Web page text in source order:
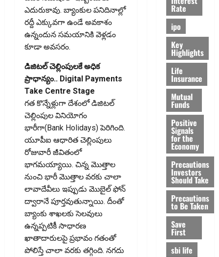
ఎదురుకావు. బ్యాంకుల పనిదినాల్లో
రద్దీ ఎక్కువగా ఉండే అవకాశం
ఉన్నందున సమయానికి వెళ్లడం
కూడా అవసరం.
డిజిటల్‌ చెల్లింపులకే అధిక
ప్రాధాన్యం.. Digital Payments
Take Centre Stage
గత కొన్నేళ్లుగా దేశంలో డిజిటల్‌
చెల్లింపుల వినియోగం
భారీగా(Bank Holidays) పెరిగింది.
యూపీఐ ఆధారిత చెల్లింపులు
రోజువారీ జీవితంలో
భాగమయ్యాయి. చిన్న మొత్తాల
నుంచి భారీ మొత్తాల వరకు చాలా
లావాదేవీలు ఇప్పుడు మొబైల్‌ ఫోన్‌
ద్వారానే పూర్తవుతున్నాయి. దీంతో
బ్యాంకు శాఖలకు సెలవులు
ఉన్నప్పటికీ సాధారణ
ఖాతాదారులపై ప్రభావం గతంతో
పోలిస్తే చాలా వరకు తగ్గింది. నగదు
Rate
ipo
Key
Highlights
Life
Insurance
Mutual
Funds
Positive
Signals
for the
Economy
Precautions
Investors
Should Take
Precautions
to Be Taken
Save
First
sbi life